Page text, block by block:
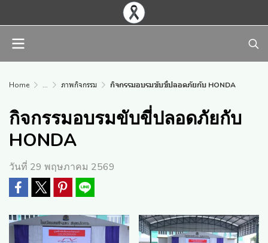
Home ... ภาพกิจกรรม กิจกรรมอบรมขับขี่ปลอดภัยกับ HONDA
กิจกรรมอบรมขับขี่ปลอดภัยกับ
HONDA
วันที่ 29 พฤษภาคม 2569